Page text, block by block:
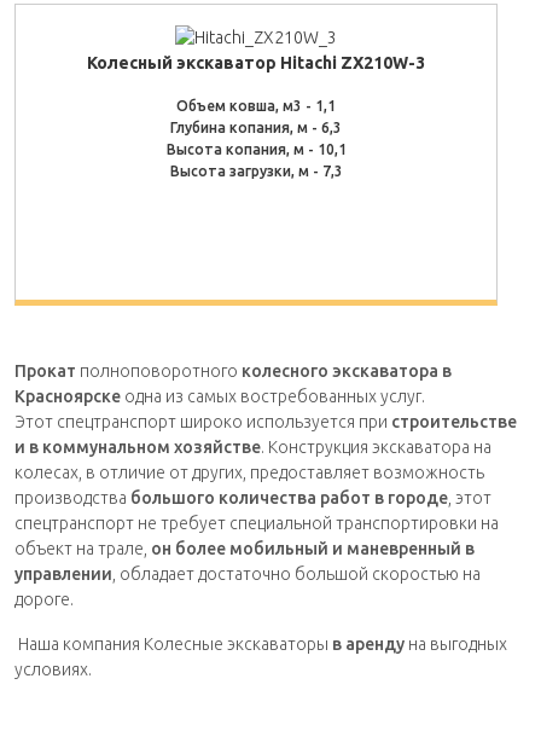
Колесный экскаватор Hitachi ZX210W-3
Объем ковша, м3 - 1,1
Глубина копания, м - 6,3
Высота копания, м - 10,1
Высота загрузки, м - 7,3
Прокат полноповоротного колесного экскаватора в
Красноярске одна из самых востребованных услуг.
Этот спецтранспорт широко используется при строительстве
и в коммунальном хозяйстве. Конструкция экскаватора на
колесах, в отличие от других, предоставляет возможность
производства большого количества работ в городе , этот
спецтранспорт не требует специальной транспортировки на
объект на трале, он более мобильный и маневренный в
управлении , обладает достаточно большой скоростью на
дороге.
Наша компания Колесные экскаваторы в аренду на выгодных
условиях.